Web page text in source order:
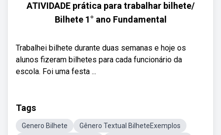
ATIVIDADE prática para trabalhar bilhete/
Bilhete 1° ano Fundamental
Trabalhei bilhete durante duas semanas e hoje os
alunos fizeram bilhetes para cada funcionário da
escola. Foi uma festa ...
Tags
Genero Bilhete
Gênero Textual BilheteExemplos